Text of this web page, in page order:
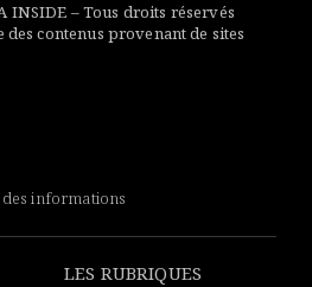
INSIDE – Tous droits réservés
des contenus provenant de sites
informations
LES RUBRIQUES